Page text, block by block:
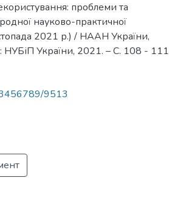
проблеми та
науково-практичної
2021 р.) / НААН України,
НУБіП України, 2021. – С. 108 - 111
9513